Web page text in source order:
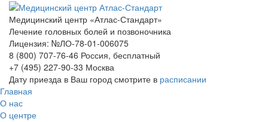
Медицинский центр «Атлас-Стандарт»
Лечение головных болей и позвоночника
Лицензия: №ЛО-78-01-006075
8 (800) 707-76-46 Россия, бесплатный
+7 (495) 227-90-33 Москва
Дату приезда в Ваш город смотрите в расписании
Главная
О нас
О центре